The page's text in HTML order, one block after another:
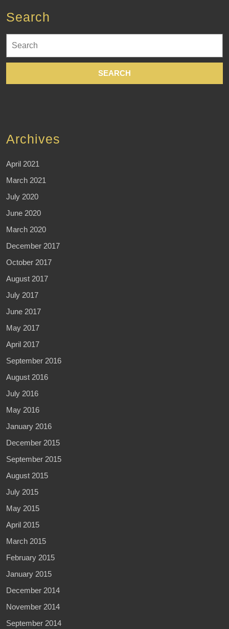
Search
for:
Archives
April 2021
March 2021
July 2020
June 2020
March 2020
December 2017
October 2017
August 2017
July 2017
June 2017
May 2017
April 2017
September 2016
August 2016
July 2016
May 2016
January 2016
December 2015
September 2015
August 2015
July 2015
May 2015
April 2015
March 2015
February 2015
January 2015
December 2014
November 2014
September 2014